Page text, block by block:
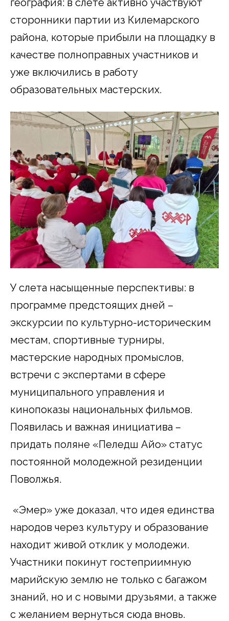
география: в слете активно участвуют
сторонники партии из Килемарского
района, которые прибыли на площадку в
качестве полноправных участников и
уже включились в работу
образовательных мастерских.
У слета насыщенные перспективы: в
программе предстоящих дней –
экскурсии по культурно-историческим
местам, спортивные турниры,
мастерские народных промыслов,
встречи с экспертами в сфере
муниципального управления и
кинопоказы национальных фильмов.
Появилась и важная инициатива –
придать поляне «Пеледӹш Айо» статус
постоянной молодежной резиденции
Поволжья.
«Эмер» уже доказал, что идея единства
народов через культуру и образование
находит живой отклик у молодежи.
Участники покинут гостеприимную
марийскую землю не только с багажом
знаний, но и с новыми друзьями, а также
с желанием вернуться сюда вновь.